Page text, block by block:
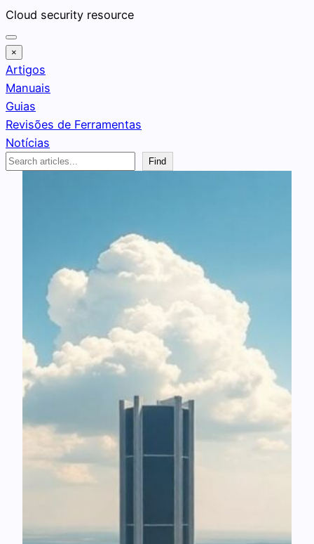
Pular
para
o
conteúdo
Cloud security resource
×
Artigos
Manuais
Guias
Revisões de Ferramentas
Notícias
Search
Find